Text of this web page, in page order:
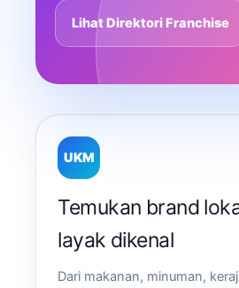
Lihat Direktori Franchise
UKM
Temukan brand
layak dikenal
Dari makanan, minuman,